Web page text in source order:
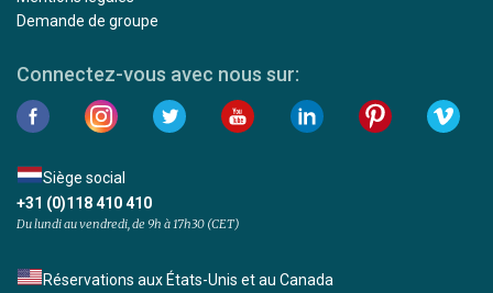
Demande de groupe
Connectez-vous avec nous sur:
Siège social
+31 (0)118 410 410
Du lundi au vendredi, de 9h à 17h30 (CET)
Réservations aux États-Unis et au Canada